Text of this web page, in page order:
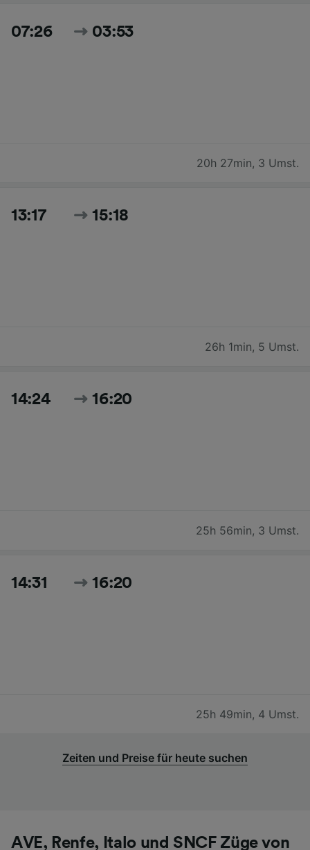
07:26 03:53
20h 27min, 3 Umst.
13:17 15:18
26h 1min, 5 Umst.
14:24 16:20
25h 56min, 3 Umst.
14:31 16:20
25h 49min, 4 Umst.
Zeiten und Preise für heute suchen
AVE, Renfe, Italo und SNCF Züge von